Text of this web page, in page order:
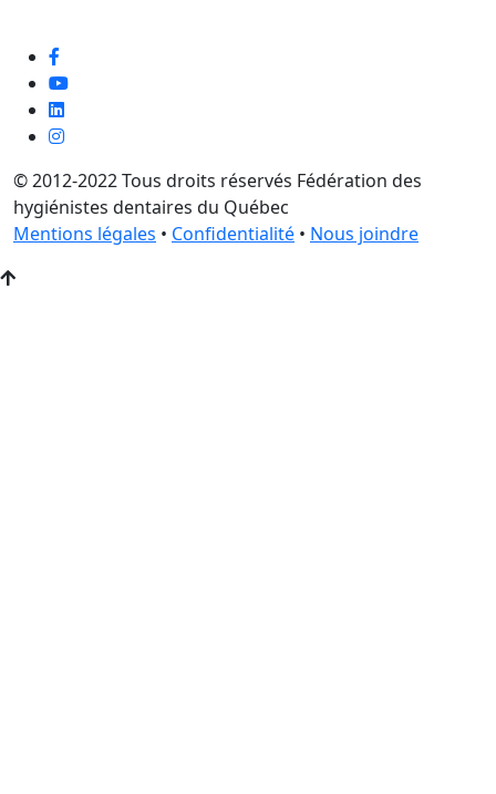
© 2012-2022 Tous droits réservés Fédération des
hygiénistes dentaires du Québec
Mentions légales • Confidentialité • Nous joindre